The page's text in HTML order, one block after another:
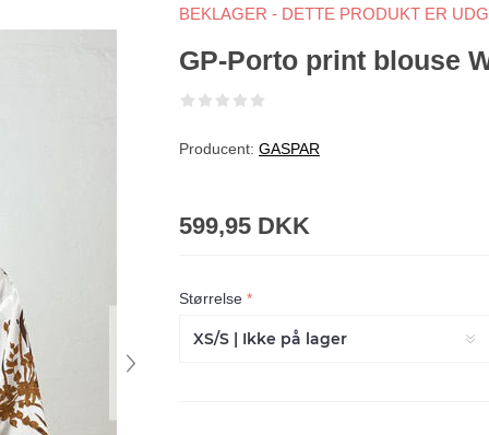
BEKLAGER - DETTE PRODUKT ER
GP-Porto print blouse
Producent: GASPAR
599,95 DKK
Størrelse *